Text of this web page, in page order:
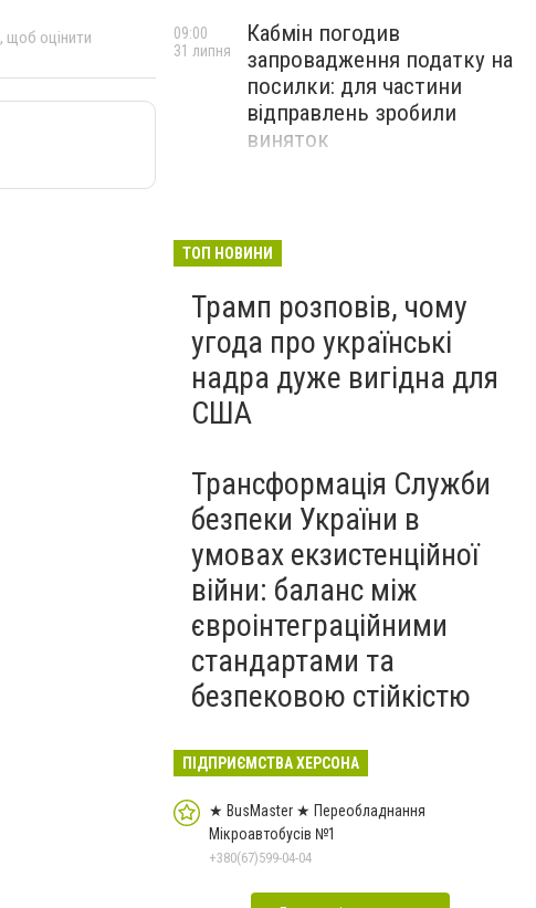
, щоб оцінити
Кабмін погодив
запровадження податку на
посилки: для частини
відправлень зробили
виняток
09:00
31 липня
доброчесності й
ТОП НОВИНИ
Трамп розповів, чому
угода про українські
надра дуже вигідна для
США
Трансформація Служби
безпеки України в
умовах екзистенційної
війни: баланс між
євроінтеграційними
стандартами та
безпековою стійкістю
ПІДПРИЄМСТВА ХЕРСОНА
★ BusMaster ★ Переобладнання
Мікроавтобусів №1
+380(67)599-04-04